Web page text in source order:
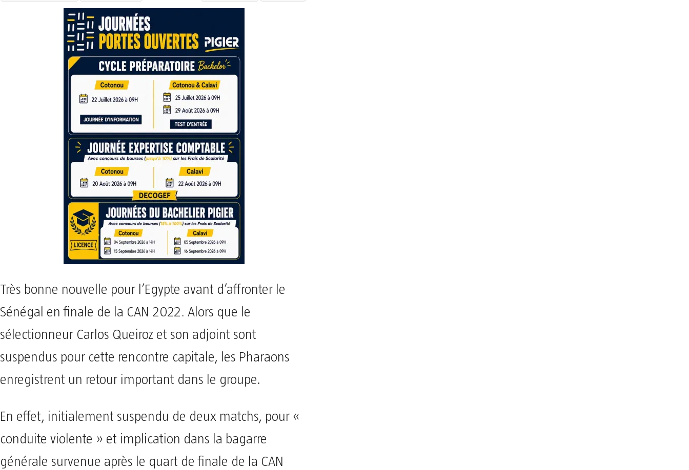
Très bonne nouvelle pour l’Egypte avant d’affronter le
Sénégal en finale de la CAN 2022. Alors que le
sélectionneur Carlos Queiroz et son adjoint sont
suspendus pour cette rencontre capitale, les Pharaons
enregistrent un retour important dans le groupe.
En effet, initialement suspendu de deux matchs, pour «
conduite violente » et implication dans la bagarre
générale survenue après le quart de finale de la CAN